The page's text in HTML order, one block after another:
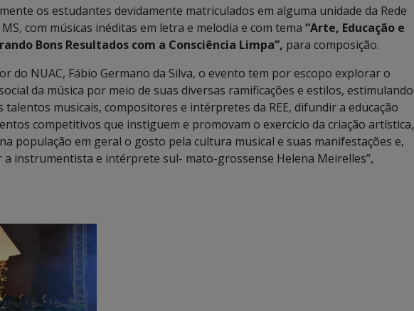
os estudantes devidamente matriculados em alguma unidade da Rede
com músicas inéditas em letra e melodia e com tema “Arte, Educação e
Bons Resultados com a Consciência Limpa”, para composição.
do NUAC, Fábio Germano da Silva, o evento tem por escopo explorar o
da música por meio de suas diversas ramificações e estilos, estimulando
musicais, compositores e intérpretes da REE, difundir a educação
competitivos que instiguem e promovam o exercício da criação artística,
população em geral o gosto pela cultura musical e suas manifestações e,
instrumentista e intérprete sul- mato-grossense Helena Meirelles”,